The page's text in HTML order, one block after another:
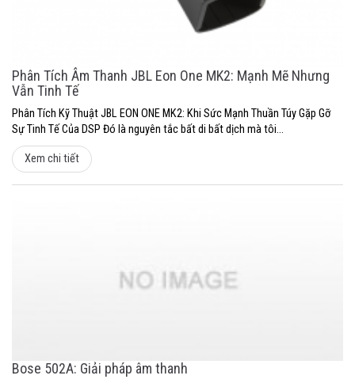
Phân Tích Âm Thanh JBL Eon One MK2: Mạnh Mẽ Nhưng
Vẫn Tinh Tế
Phân Tích Kỹ Thuật JBL EON ONE MK2: Khi Sức Mạnh Thuần Túy Gặp Gỡ
Sự Tinh Tế Của DSP Đó là nguyên tắc bất di bất dịch mà tôi...
Xem chi tiết
Bose 502A: Giải pháp âm thanh